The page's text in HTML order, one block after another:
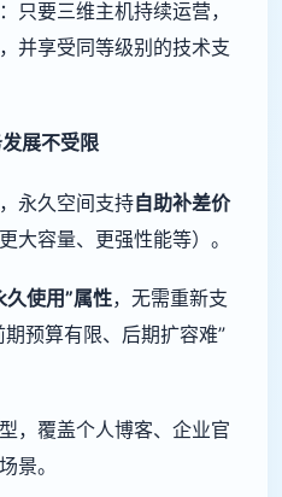
只要三维主机持续运营，
并享受同等级别的技术支
展不受限
永久空间支持自助补差价
大容量、更强性能等）。
久使用”属性，无需重新支
预算有限、后期扩容难”
，覆盖个人博客、企业官
景。